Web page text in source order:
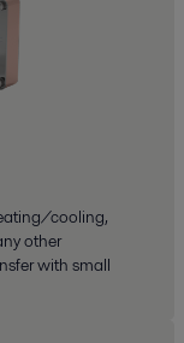
cooling,
other
with small